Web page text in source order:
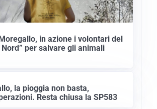
in azione i volontari del
Nord” per salvare gli animali
la pioggia non basta,
Resta chiusa la SP583